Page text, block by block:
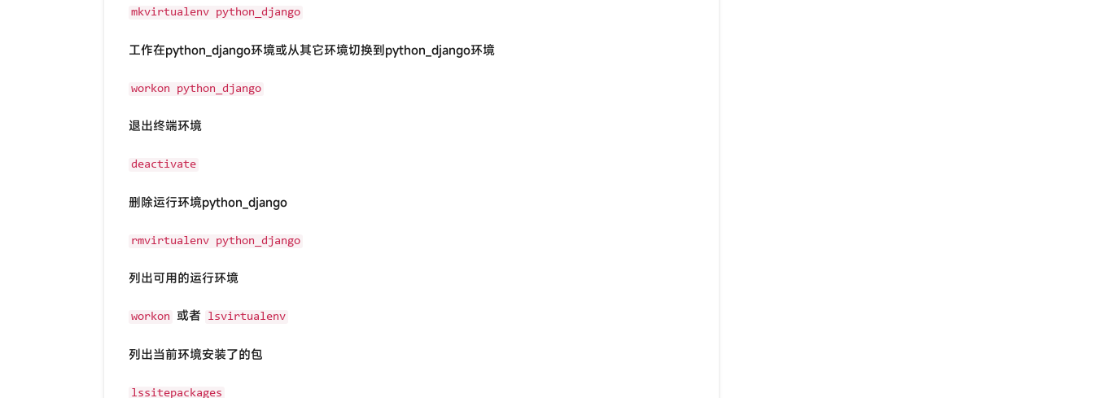
mkvirtualenv python_django
工作在python_django环境或从其它环境切换到python_django环境
workon python_django
退出终端环境
deactivate
删除运行环境python_django
rmvirtualenv python_django
列出可用的运行环境
workon 或者 lsvirtualenv
列出当前环境安装了的包
lssitepackages